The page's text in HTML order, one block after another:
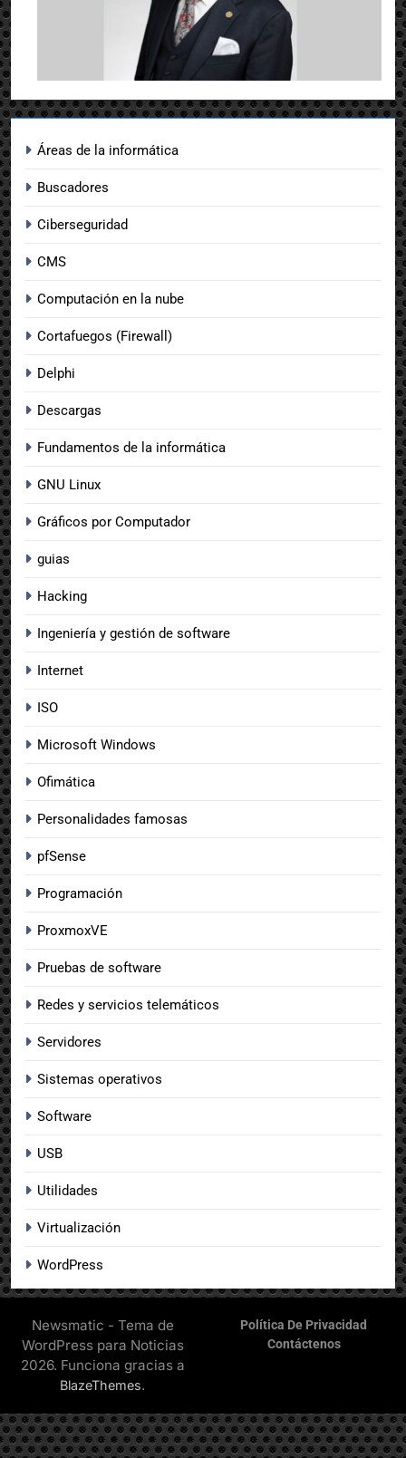
Áreas de la informática
Buscadores
Ciberseguridad
CMS
Computación en la nube
Cortafuegos (Firewall)
Delphi
Descargas
Fundamentos de la informática
GNU Linux
Gráficos por Computador
guias
Hacking
Ingeniería y gestión de software
Internet
ISO
Microsoft Windows
Ofimática
Personalidades famosas
pfSense
Programación
ProxmoxVE
Pruebas de software
Redes y servicios telemáticos
Servidores
Sistemas operativos
Software
USB
Utilidades
Virtualización
WordPress
Newsmatic - Tema de
WordPress para Noticias
2026. Funciona gracias a
BlazeThemes.
Política De Privacidad
Contáctenos